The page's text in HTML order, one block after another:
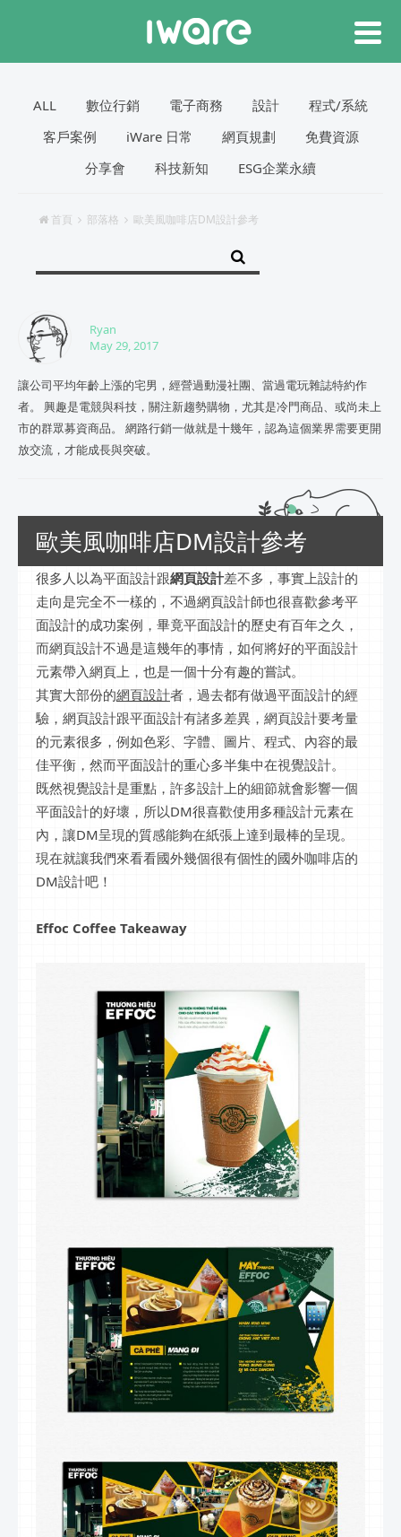
ALL 數位行銷 電子商務 設計
程式/系統
客戶案例
iWare 日常 網頁規劃
免費資源
分享會
科技新知 ESG企業永續
首頁 部落格 歐美風咖啡店DM設計參考
Ryan
May 29, 2017
讓公司平均年齡上漲的宅男，經營過動漫社團、當過電玩雜誌特約作
者。 興趣是電競與科技，關注新趨勢購物，尤其是冷門商品、或尚未上
市的群眾募資商品。 網路行銷一做就是十幾年，認為這個業界需要更開
放交流，才能成長與突破。
歐美風咖啡店DM設計參考
很多人以為平面設計跟網頁設計差不多，事實上設計的
走向是完全不一樣的，不過網頁設計師也很喜歡參考平
面設計的成功案例，畢竟平面設計的歷史有百年之久，
而網頁設計不過是這幾年的事情，如何將好的平面設計
元素帶入網頁上，也是一個十分有趣的嘗試。
其實大部份的網頁設計者，過去都有做過平面設計的經
驗，網頁設計跟平面設計有諸多差異，網頁設計要考量
的元素很多，例如色彩、字體、圖片、程式、內容的最
佳平衡，然而平面設計的重心多半集中在視覺設計。
既然視覺設計是重點，許多設計上的細節就會影響一個
平面設計的好壞，所以DM很喜歡使用多種設計元素在
內，讓DM呈現的質感能夠在紙張上達到最棒的呈現。
現在就讓我們來看看國外幾個很有個性的國外咖啡店的
DM設計吧！
Effoc Coffee Takeaway